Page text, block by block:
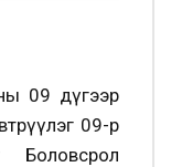
09 дүгээр
09-р